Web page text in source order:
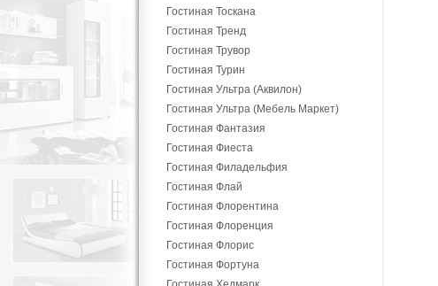
Гостиная Тоскана
Гостиная Тренд
Гостиная Трувор
Гостиная Турин
Гостиная Ультра (Аквилон)
Гостиная Ультра (Мебель Маркет)
Гостиная Фантазия
Гостиная Фиеста
Гостиная Филадельфия
Гостиная Флай
Гостиная Флорентина
Гостиная Флоренция
Гостиная Флорис
Гостиная Фортуна